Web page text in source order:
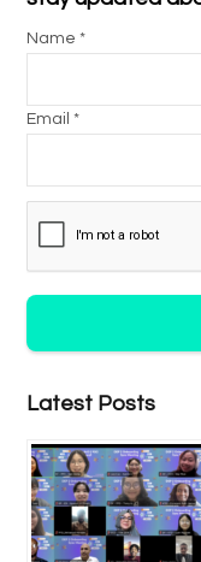
Name *
Email *
Latest Posts